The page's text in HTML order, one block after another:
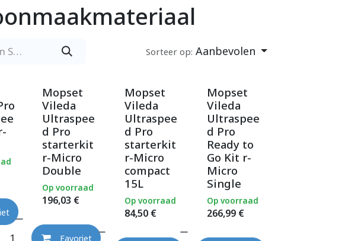
Sorteer op: Aanbevolen
Mopset
Vileda
Ultraspee
d Pro
starterkit
r-Micro
Double
196,03 €
Op voorraad
Favoriet
Mopset
Vileda
Ultraspee
d Pro
starterkit
r-Micro
compact
15L
84,50€
Op voorraad
Mopset
Vileda
Ultraspee
d Pro
Ready to
Go Kit r-
Micro
Single
266,99€
Op voorraad